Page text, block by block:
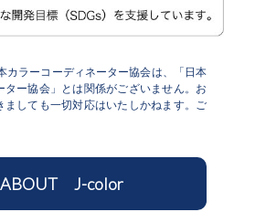
カラーコーディネーター協会は、「日本
ター協会」とは関係がございません。お
ましても一切対応はいたしかねます。ご
ABOUT J-color